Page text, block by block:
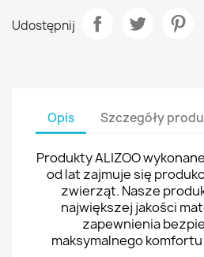
Udostępnij
Opis Szczegóły
Produkty ALIZOO
od lat zajmuje się
zwierząt. Nasze
największej jakości
zapewnienia
maksymalnego